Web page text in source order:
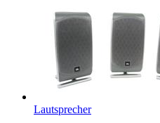
Lautsprecher